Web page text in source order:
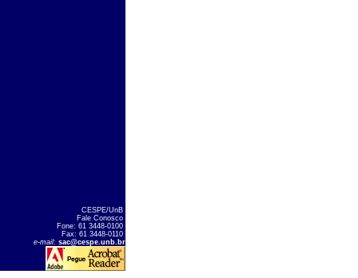
CESPE/UnB
Fale Conosco
Fone: 61 3448-0100
Fax: 61 3448-0110
e-mail: sac@cespe.unb.br